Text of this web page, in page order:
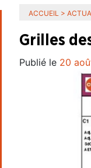
ACCUEIL >
Grilles
Publié le 20